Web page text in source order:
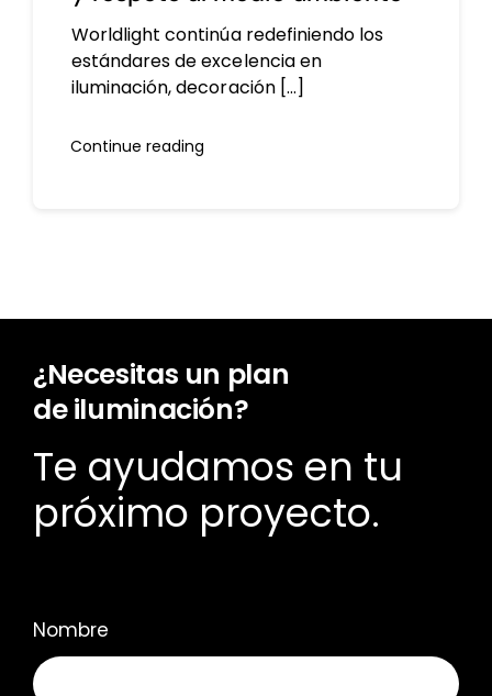
Worldlight continúa redefiniendo los
estándares de excelencia en
iluminación, decoración [...]
Continue reading
¿Necesitas un plan
de iluminación?
Te ayudamos en tu
próximo proyecto.
Nombre